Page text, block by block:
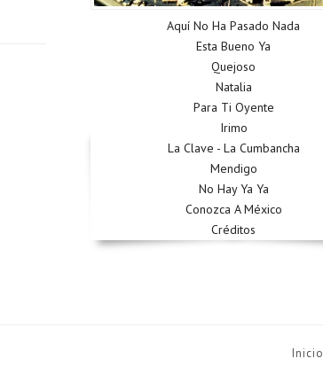
Aquí No Ha Pasado Nada
Esta Bueno Ya
Quejoso
Natalia
Para Ti Oyente
Irimo
La Clave - La Cumbancha
Mendigo
No Hay Ya Ya
Conozca A México
Créditos
Inicio